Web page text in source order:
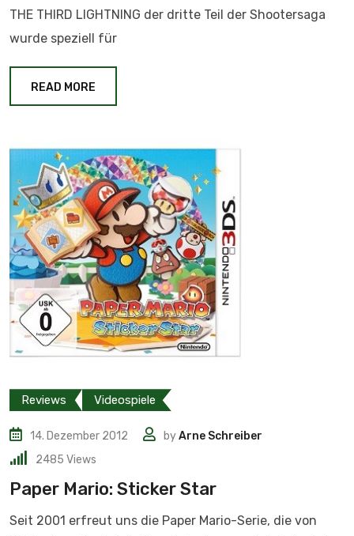
THE THIRD LIGHTNING der dritte Teil der Shootersaga
wurde speziell für
READ MORE
Reviews Videospiele
14. Dezember 2012 byArne Schreiber
2485 Views
Paper Mario: Sticker Star
Seit 2001 erfreut uns die Paper Mario-Serie, die von